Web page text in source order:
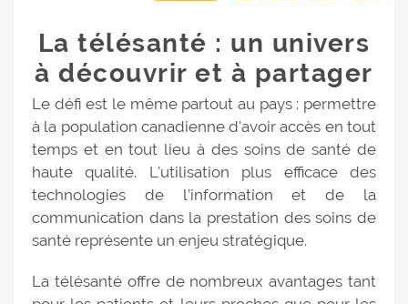
La télésanté : un univers
à découvrir et à partager
Le défi est le même partout au pays : permettre
à la population canadienne d'avoir accès en tout
temps et en tout lieu à des soins de santé de
haute qualité. L'utilisation plus efficace des
technologies de l’information et de la
communication dans la prestation des soins de
santé représente un enjeu stratégique.
La télésanté offre de nombreux avantages tant